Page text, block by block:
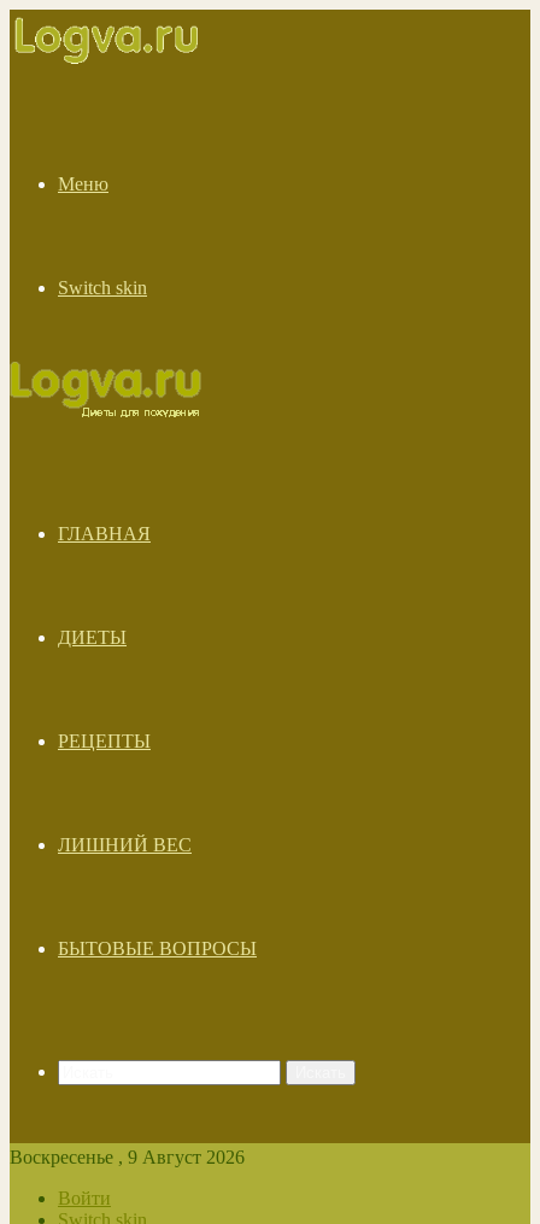
Меню
Switch skin
ГЛАВНАЯ
ДИЕТЫ
РЕЦЕПТЫ
ЛИШНИЙ ВЕС
БЫТОВЫЕ ВОПРОСЫ
Воскресенье , 9 Август 2026
Войти
Switch skin